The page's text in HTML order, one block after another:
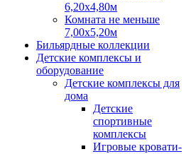
6,20х4,80м
Комната не меньше
7,00х5,20м
Бильярдные коллекции
Детские комплексы и
оборудование
Детские комплексы для
дома
Детские
спортивные
комплексы
Игровые кровати-